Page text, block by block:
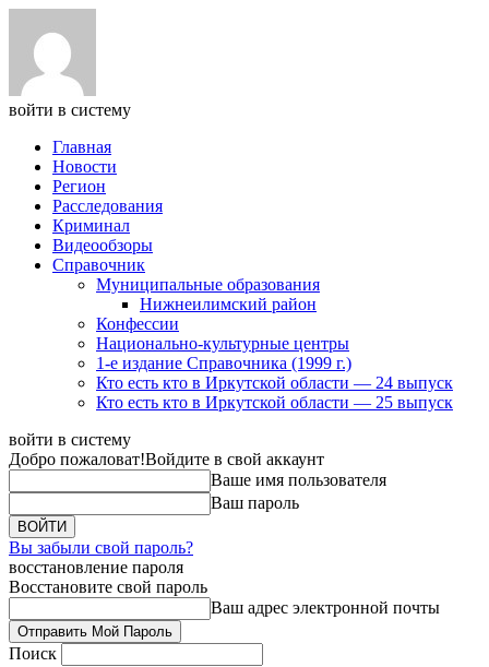
войти в систему
Главная
Новости
Регион
Расследования
Криминал
Видеообзоры
Справочник
Муниципальные образования
Нижнеилимский район
Конфессии
Национально-культурные центры
1-е издание Справочника (1999 г.)
Кто есть кто в Иркутской области — 24 выпуск
Кто есть кто в Иркутской области — 25 выпуск
войти в систему
Добро пожаловат!Войдите в свой аккаунт
Ваше имя пользователя
Ваш пароль
Вы забыли свой пароль?
восстановление пароля
Восстановите свой пароль
Ваш адрес электронной почты
Поиск